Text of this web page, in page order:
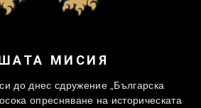
МИСИЯ
до днес сдружение „Българска
опресняване на историческата